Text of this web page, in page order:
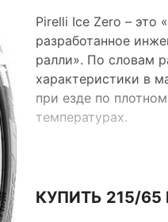
Pirelli Ice Zero – это
разработанное
ралли». По словам
характеристики в
при езде по
температурах.
КУПИТЬ 215/65